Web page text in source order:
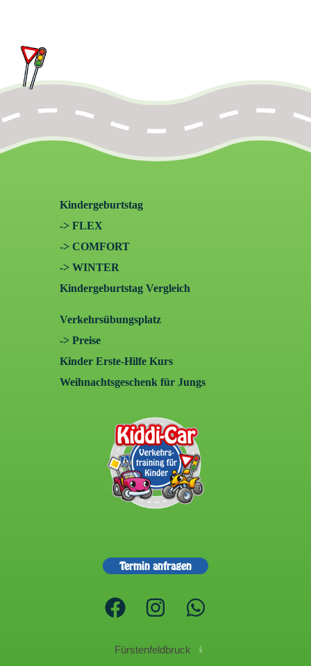
Kindergeburtstag
-> FLEX
-> COMFORT
-> WINTER
Kindergeburtstag Vergleich
Verkehrsübungsplatz
-> Preise
Kinder Erste-Hilfe Kurs
Weihnachtsgeschenk für Jungs
Termin anfragen
Fürstenfeldbruck